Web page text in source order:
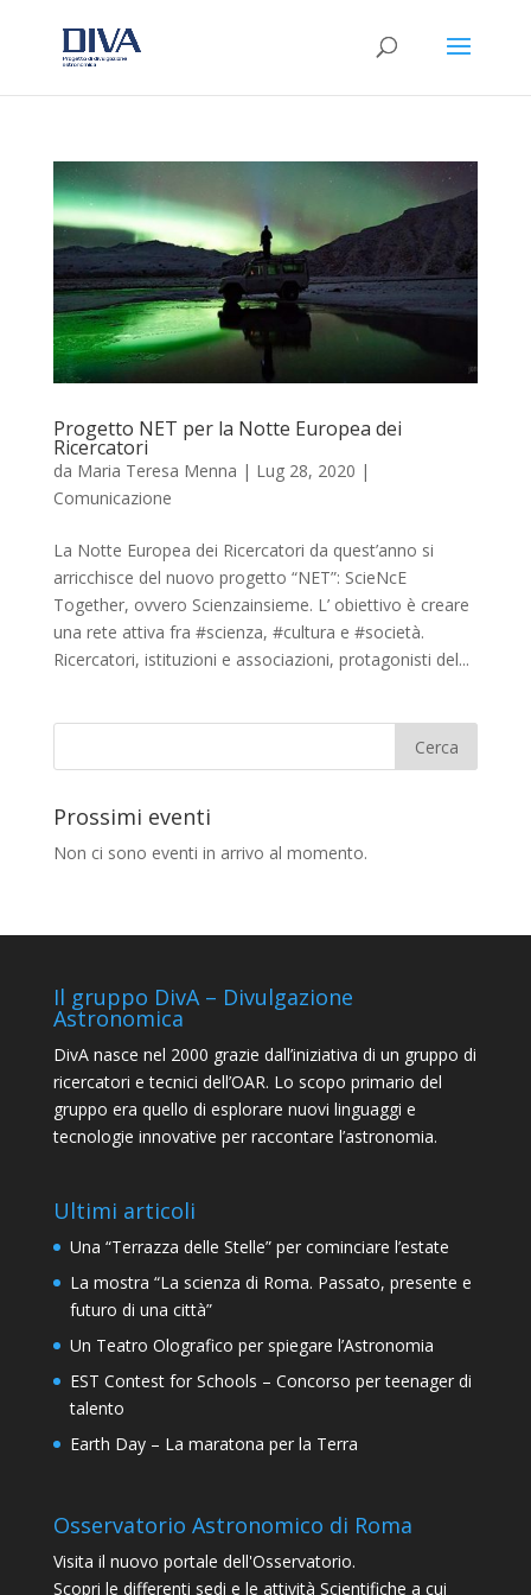
Progetto NET per la Notte Europea dei
Ricercatori
da Maria Teresa Menna | Lug 28, 2020 |
Comunicazione
La Notte Europea dei Ricercatori da quest’anno si
arricchisce del nuovo progetto “NET”: ScieNcE
Together, ovvero Scienzainsieme. L’ obiettivo è creare
una rete attiva fra #scienza, #cultura e #società.
Ricercatori, istituzioni e associazioni, protagonisti del...
Prossimi eventi
Non ci sono eventi in arrivo al momento.
Il gruppo DivA – Divulgazione
Astronomica
DivA nasce nel 2000 grazie dall’iniziativa di un gruppo di
ricercatori e tecnici dell’OAR. Lo scopo primario del
gruppo era quello di esplorare nuovi linguaggi e
tecnologie innovative per raccontare l’astronomia.
Ultimi articoli
Una “Terrazza delle Stelle” per cominciare l’estate
La mostra “La scienza di Roma. Passato, presente e
futuro di una città”
Un Teatro Olografico per spiegare l’Astronomia
EST Contest for Schools – Concorso per teenager di
talento
Earth Day – La maratona per la Terra
Osservatorio Astronomico di Roma
Visita il nuovo portale dell'Osservatorio.
Scopri le differenti sedi e le attività Scientifiche a cui